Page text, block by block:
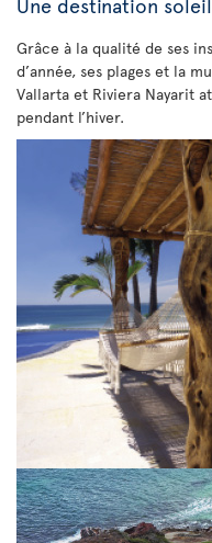
Grâce à la qualité de ses
d’année, ses plages et la
Vallarta et Riviera Nayarit
pendant l’hiver.